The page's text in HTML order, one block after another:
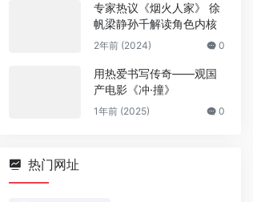
专家热议《烟火人家》 徐
帆梁静孙千解读角色内核
2年前 (2024) 0
用热爱书写传奇——观国
产电影《冲·撞》
1年前 (2025) 0
热门网址